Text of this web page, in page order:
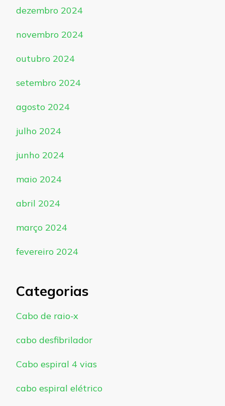
dezembro 2024
novembro 2024
outubro 2024
setembro 2024
agosto 2024
julho 2024
junho 2024
maio 2024
abril 2024
março 2024
fevereiro 2024
Categorias
Cabo de raio-x
cabo desfibrilador
Cabo espiral 4 vias
cabo espiral elétrico